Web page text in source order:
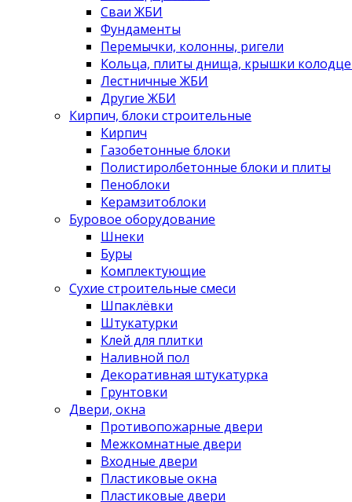
Сваи ЖБИ
Фундаменты
Перемычки, колонны, ригели
Кольца, плиты днища, крышки
Лестничные ЖБИ
Другие ЖБИ
Кирпич, блоки строительные
Кирпич
Газобетонные блоки
Полистиролбетонные блоки и плиты
Пеноблоки
Керамзитоблоки
Буровое оборудование
Шнеки
Буры
Комплектующие
Сухие строительные смеси
Шпаклёвки
Штукатурки
Клей для плитки
Наливной пол
Декоративная штукатурка
Грунтовки
Двери, окна
Противопожарные двери
Межкомнатные двери
Входные двери
Пластиковые окна
Пластиковые двери